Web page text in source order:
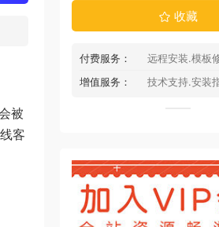
被
客
收藏
付费服务：
远程安装.模板
增值服务：
技术支持.安装